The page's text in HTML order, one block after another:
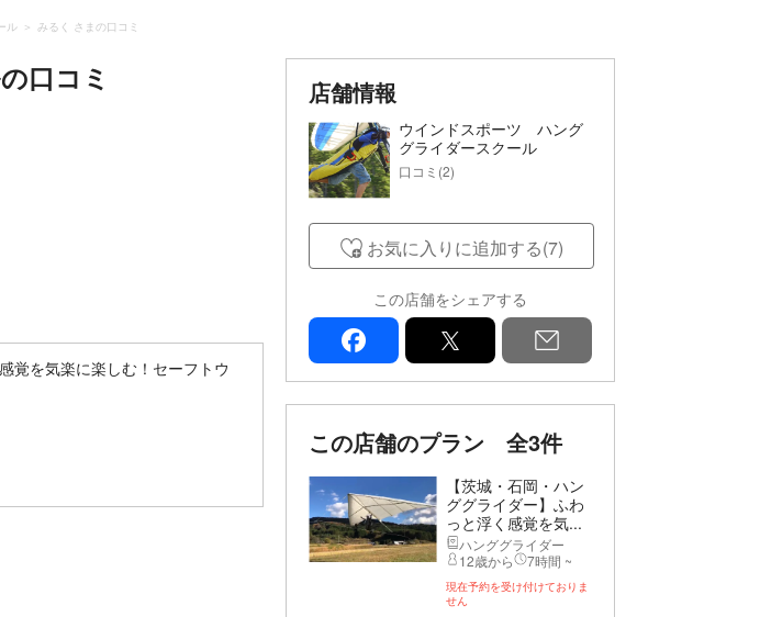
ル みるく さまの口コミ
の口コミ
覚を気楽に楽しむ！セーフトウ
店舗情報
ウインドスポーツ ハング
グライダースクール
口コミ(2)
お気に入りに追加する(7)
この店舗をシェアする
facebook
この店舗のプラン 全3件
【茨城・石岡・ハン
ググライダー】ふわ
っと浮く感覚を気...
ハンググライダー
12歳から
7時間 ~
現在予約を受け付けておりま
せん